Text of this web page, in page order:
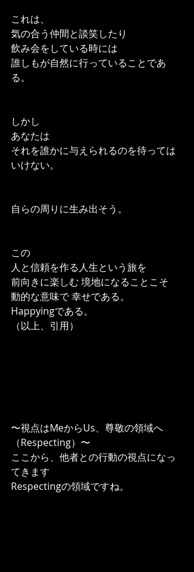
これは、
気の合う仲間と談笑したり
飲み会をしている時には
誰しもが自然に行っていることであ
る。
しかし
あなたは
それを誰かに与えられるのを待っては
いけない。
自らの周りに生み出そう。
この
人と信頼を作る人生という旅を
前向きに楽しむ 境地になることこそ
動的な意味で 幸せである。
Happyingである。
（以上、引用）
〜視点はMeからUs、尊敬の領域へ
（Respecting）〜
ここから、他者との行動の視点になっ
てきます
Respectingの領域ですね。